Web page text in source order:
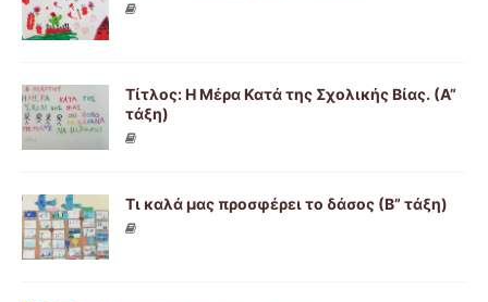
Τίτλος: Η Μέρα Κατά της Σχολικής Βίας. (Α”
τάξη)
Τι καλά μας προσφέρει το δάσος (Β” τάξη)